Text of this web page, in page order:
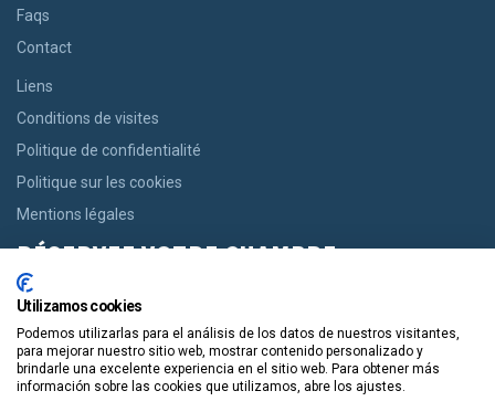
Faqs
Contact
Liens
Conditions de visites
Politique de confidentialité
Politique sur les cookies
Mentions légales
RÉSERVEZ VOTRE CHAMBRE
Si vous recherchez une chambre, nous vous offrons la possibilité
de réserver en un seul clic, des maisons confortables aux
appartements modernes.
Réservez
Utilizamos cookies
Podemos utilizarlas para el análisis de los datos de nuestros visitantes,
para mejorar nuestro sitio web, mostrar contenido personalizado y
brindarle una excelente experiencia en el sitio web. Para obtener más
información sobre las cookies que utilizamos, abre los ajustes.